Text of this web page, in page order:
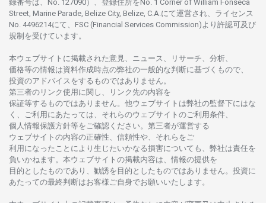
録番号は、No. 127090）、 登録住所をNo. 1 Corner of William Fonseca
Street, Marine Parade, Belize City, Belize, C.A.にて運営さ れ、 ライセンス
No. 4496214にて、FSC (Financial Services Commission)より 許認可及び
規制を受けています。
本ウェブサイトに掲載さ れた意見、ニュース、リサーチ、分析、
価格等の情報は資料作成時点の弊社の一般的な判断に基づくもので、
投資のアドバイスをするものではありません。
第三者の リンク使用に関し、 リンク先の内容を
保証等するものではありません。 他ウェブサイトは弊社の監督下にはな
く、 ご利用にあたっては、 それらのウェブサイトのご利用条件、
個人情報保護方針等をご確認ください。 第三者が運営する
ウェブサイトの内容の正確性、信頼性や、それらをご
利用になったことにより 生じたいかなる損害についても、 弊社は責任を
負いかねます。 本ウェブサイトの掲載内容は、 情報の提供を
目的としたものであり、 勧誘を 目的としたものではありません。 投資に
あたっての最終判断はお客様ご自身でお願いいたします。